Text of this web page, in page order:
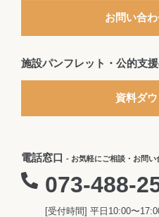
お問い合
施設パンフレット・公的支
資料ダ
電話窓口 - お気軽にご相談・お問い
073-488-
[受付時間] 平日10:00〜